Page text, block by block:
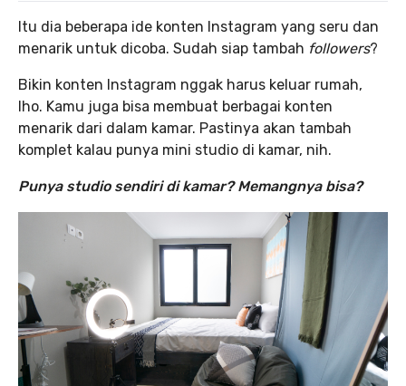
Itu dia beberapa ide konten Instagram yang seru dan
menarik untuk dicoba. Sudah siap tambah followers?
Bikin konten Instagram nggak harus keluar rumah,
lho. Kamu juga bisa membuat berbagai konten
menarik dari dalam kamar. Pastinya akan tambah
komplet kalau punya mini studio di kamar, nih.
Punya studio sendiri di kamar? Memangnya bisa?